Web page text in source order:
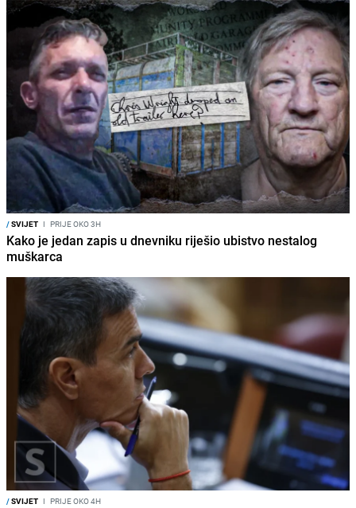
/SVIJET I PRIJE OKO 3H
Kako je jedan zapis u dnevniku riješio ubistvo nestalog
muškarca
/SVIJET I PRIJE OKO 4H